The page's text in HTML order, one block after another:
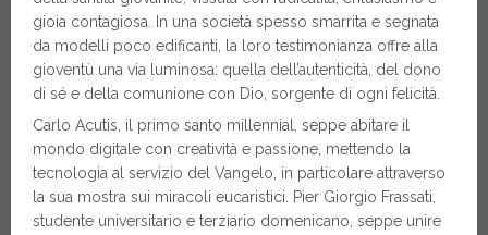
gioia contagiosa. In una società spesso smarrita e segnata
da modelli poco edificanti, la loro testimonianza offre alla
gioventù una via luminosa: quella dell’autenticità, del dono
di sé e della comunione con Dio, sorgente di ogni felicità.
Carlo Acutis, il primo santo millennial, seppe abitare il
mondo digitale con creatività e passione, mettendo la
tecnologia al servizio del Vangelo, in particolare attraverso
la sua mostra sui miracoli eucaristici. Pier Giorgio Frassati,
studente universitario e terziario domenicano, seppe unire